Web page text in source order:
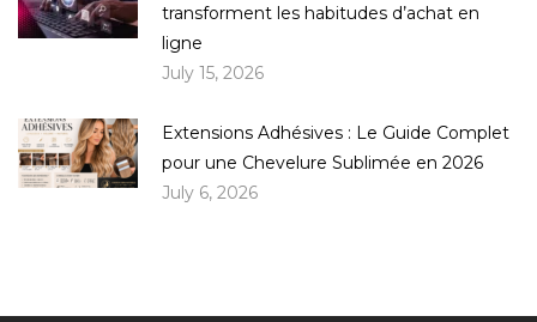
transforment les habitudes d’achat en
ligne
July 15, 2026
Extensions Adhésives : Le Guide Complet
pour une Chevelure Sublimée en 2026
July 6, 2026